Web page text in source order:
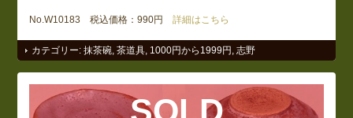
No.W10183 税込価格：990円 詳細はこちら
カテゴリー:抹茶碗 ,茶道具 1000円から1999円 ,志野